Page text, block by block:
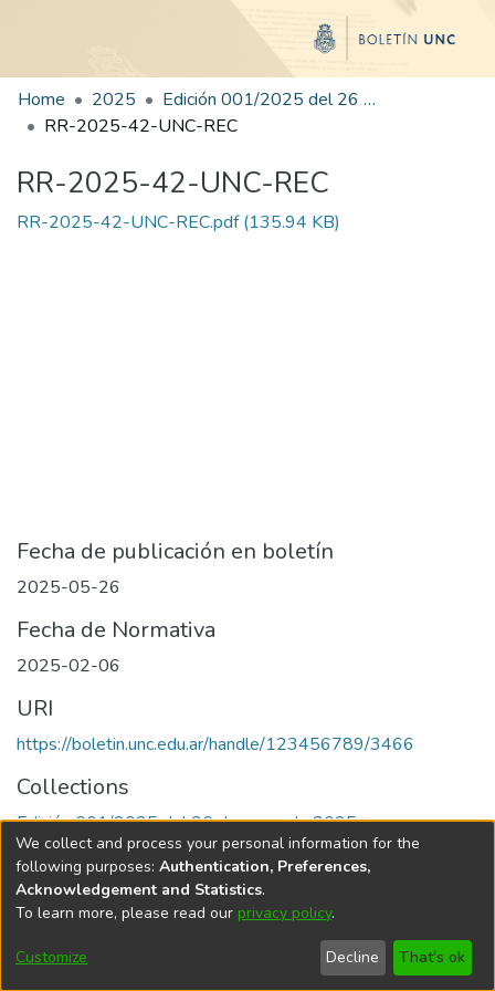
Home 2025
Edición 001/2025 del 26 de mayo de 2025
RR-2025-42-UNC-REC
RR-2025-42-UNC-REC
RR-2025-42-UNC-REC.pdf(135.94 KB)
Fecha de publicación en boletín
2025-05-26
Fecha de Normativa
2025-02-06
URI
https://boletin.unc.edu.ar/handle/123456789/3466
Collections
Edición 001/2025 del 26 de mayo de 2025
Universidad Nacional de Córdoba
We collect and process your personal information for the
following purposes: Authentication, Preferences,
Acknowledgement and Statistics.
To learn more, please read our privacy policy.
Customize Decline That's ok